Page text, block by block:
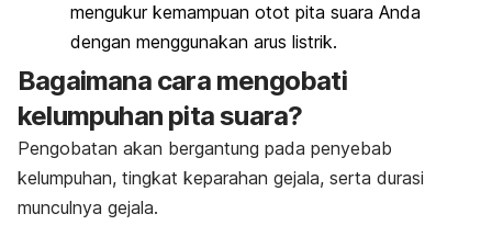
mengukur kemampuan otot pita suara Anda
dengan menggunakan arus listrik.
Bagaimana cara mengobati
kelumpuhan pita suara?
Pengobatan akan bergantung pada penyebab
kelumpuhan, tingkat keparahan gejala, serta durasi
munculnya gejala.